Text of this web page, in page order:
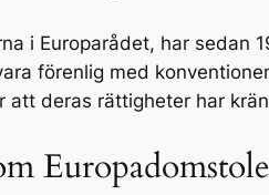
i Europarådet, har sedan
förenlig med
att deras rättigheter har